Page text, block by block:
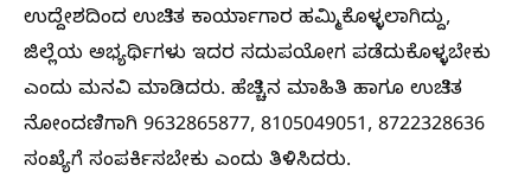
ಉದ್ದೇಶದಿಂದ ಉಚಿತ ಕಾರ್ಯಾಗಾರ ಹಮ್ಮಿಕೊಳ್ಳಲಾಗಿದ್ದು,
ಜಿಲ್ಲೆಯ ಅಭ್ಯರ್ಥಿಗಳು ಇದರ ಸದುಪಯೋಗ ಪಡೆದುಕೊಳ್ಳಬೇಕು
ಎಂದು ಮನವಿ ಮಾಡಿದರು. ಹೆಚ್ಚಿನ ಮಾಹಿತಿ ಹಾಗೂ ಉಚಿತ
ನೋಂದಣಿಗಾಗಿ 9632865877, 8105049051, 8722328636
ಸಂಖ್ಯೆಗೆ ಸಂಪರ್ಕಿಸಬೇಕು ಎಂದು ತಿಳಿಸಿದರು.